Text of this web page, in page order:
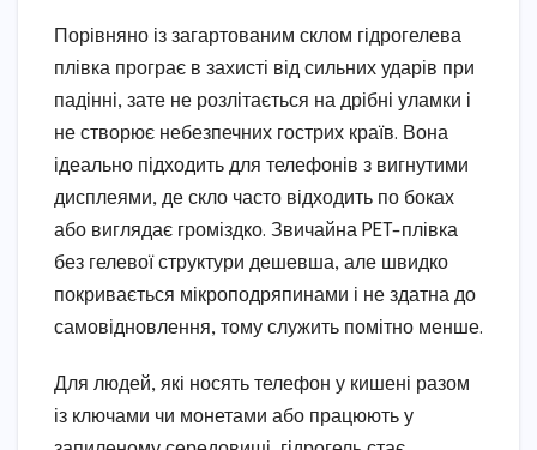
Порівняно із загартованим склом гідрогелева
плівка програє в захисті від сильних ударів при
падінні, зате не розлітається на дрібні уламки і
не створює небезпечних гострих країв. Вона
ідеально підходить для телефонів з вигнутими
дисплеями, де скло часто відходить по боках
або виглядає громіздко. Звичайна PET-плівка
без гелевої структури дешевша, але швидко
покривається мікроподряпинами і не здатна до
самовідновлення, тому служить помітно менше.
Для людей, які носять телефон у кишені разом
із ключами чи монетами або працюють у